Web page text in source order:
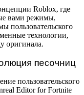
Roblox, где
вами режимы,
пользовательского
технологии,
оригинала.
песочниц
пользовательского
Editor for Fortnite